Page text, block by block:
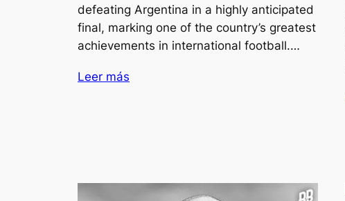
defeating Argentina in a highly anticipated
final, marking one of the country’s greatest
achievements in international football.…
Leer más